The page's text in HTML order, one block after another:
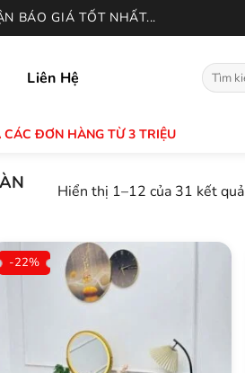
BÁO GIÁ TỐT NHẤT...
Liên Hệ
Tìm
kiếm:
ĐƠN HÀNG TỪ 3 TRIỆU
Hiển thị 1–12 của 31 kết quả
-22%